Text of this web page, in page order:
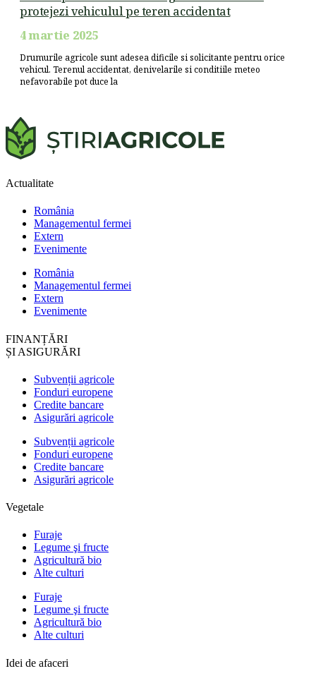
protejezi vehiculul pe teren accidentat
4 martie 2025
Drumurile agricole sunt adesea dificile si solicitante pentru orice
vehicul. Terenul accidentat, denivelarile si conditiile meteo
nefavorabile pot duce la
Actualitate
România
Managementul fermei
Extern
Evenimente
România
Managementul fermei
Extern
Evenimente
FINANȚĂRI
ȘI ASIGURĂRI
Subvenții agricole
Fonduri europene
Credite bancare
Asigurări agricole
Subvenții agricole
Fonduri europene
Credite bancare
Asigurări agricole
Vegetale
Furaje
Legume şi fructe
Agricultură bio
Alte culturi
Furaje
Legume şi fructe
Agricultură bio
Alte culturi
Idei de afaceri